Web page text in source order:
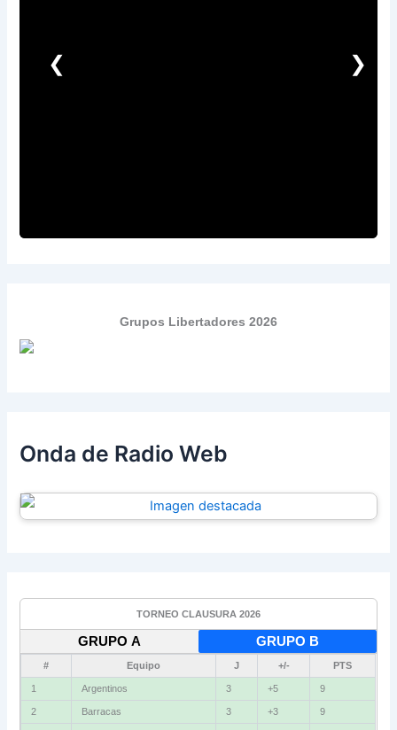
❮ ❯
Grupos Libertadores 2026
Onda de Radio Web
TORNEO CLAUSURA 2026
GRUPO A GRUPO B
# Equipo J +/- PTS
1 Argentinos 3 +5 9
2 Barracas 3 +3 9